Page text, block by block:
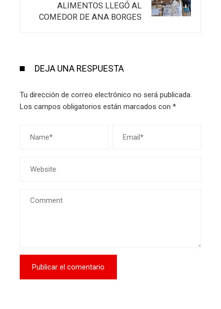
ALIMENTOS LLEGÓ AL
COMEDOR DE ANA BORGES
DEJA UNA RESPUESTA
Tu dirección de correo electrónico no será publicada.
Los campos obligatorios están marcados con *